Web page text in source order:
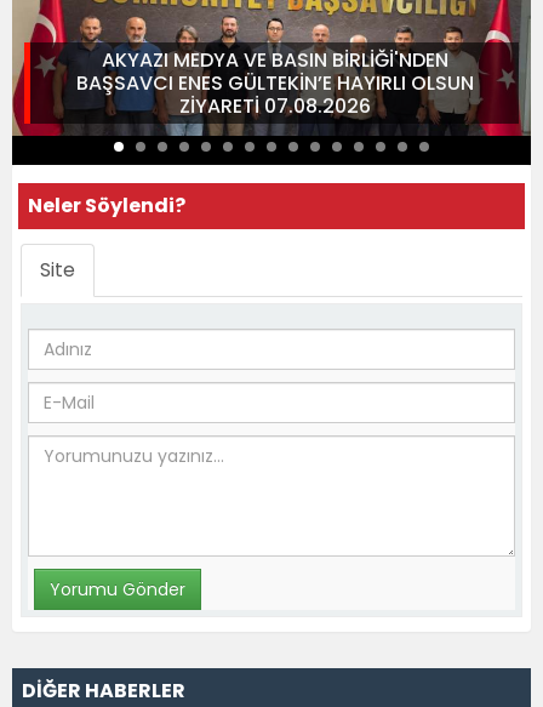
AKYAZI MEDYA VE BASIN BİRLİĞİ'NDEN
BAŞSAVCI ENES GÜLTEKİN’E HAYIRLI OLSUN
ZİYARETİ 07.08.2026
Neler Söylendi?
Site
DİĞER HABERLER